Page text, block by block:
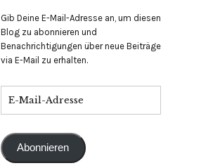
Gib Deine E-Mail-Adresse an, um diesen
Blog zu abonnieren und
Benachrichtigungen über neue Beiträge
via E-Mail zu erhalten.
Mail-
Abonnieren